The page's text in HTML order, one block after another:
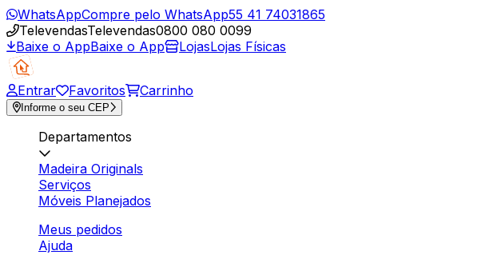
WhatsAppCompre pelo WhatsApp55 41 74031865
TelevendasTelevendas0800 080 0099
Baixe o AppBaixe o App LojasLojas Físicas
Entrar Favoritos Carrinho
Informe o seu CEP
Departamentos
Madeira Originals
Serviços
Móveis Planejados
Meus pedidos
Ajuda